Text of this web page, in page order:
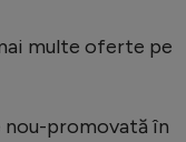
multe oferte pe
nou-promovată în